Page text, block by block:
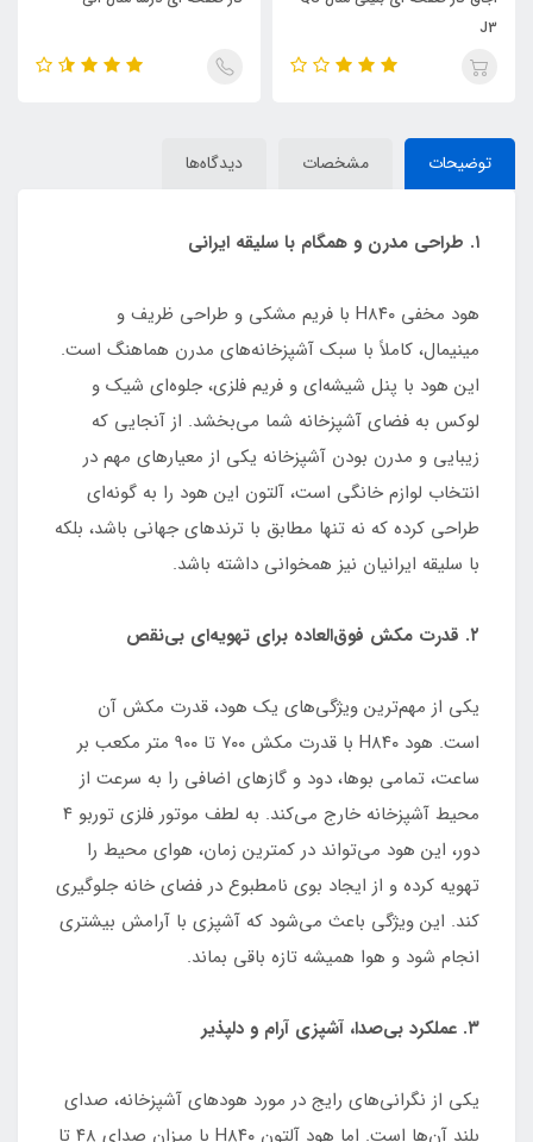
J3
توضیحات مشخصات دیدگاه‌ها
۱. طراحی مدرن و همگام با سلیقه ایرانی
هود مخفی H۸۴۰ با فریم مشکی و طراحی ظریف و
مینیمال، کاملاً با سبک آشپزخانه‌های مدرن هماهنگ است.
این هود با پنل شیشه‌ای و فریم فلزی، جلوه‌ای شیک و
لوکس به فضای آشپزخانه شما می‌بخشد. از آنجایی که
زیبایی و مدرن بودن آشپزخانه یکی از معیارهای مهم در
انتخاب لوازم خانگی است، آلتون این هود را به گونه‌ای
طراحی کرده که نه تنها مطابق با ترندهای جهانی باشد، بلکه
با سلیقه ایرانیان نیز همخوانی داشته باشد.
۲. قدرت مکش فوق‌العاده برای تهویه‌ای بی‌نقص
یکی از مهم‌ترین ویژگی‌های یک هود، قدرت مکش آن
است. هود H۸۴۰ با قدرت مکش ۷۰۰ تا ۹۰۰ متر مکعب بر
ساعت، تمامی بوها، دود و گازهای اضافی را به سرعت از
محیط آشپزخانه خارج می‌کند. به لطف موتور فلزی توربو ۴
دور، این هود می‌تواند در کمترین زمان، هوای محیط را
تهویه کرده و از ایجاد بوی نامطبوع در فضای خانه جلوگیری
کند. این ویژگی باعث می‌شود که آشپزی با آرامش بیشتری
انجام شود و هوا همیشه تازه باقی بماند.
۳. عملکرد بی‌صدا، آشپزی آرام و دلپذیر
یکی از نگرانی‌های رایج در مورد هودهای آشپزخانه، صدای